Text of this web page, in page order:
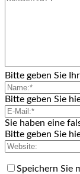
Bitte geben Sie
Bitte geben Sie
Sie haben eine
Bitte geben Sie
Speichern Sie